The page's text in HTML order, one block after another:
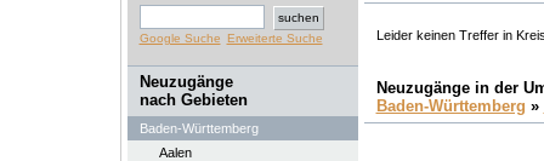
Google Suche Erweiterte Suche
Neuzugänge
nach Gebieten
Baden-Württemberg
Aalen
Leider keinen Treffer in
Neuzugänge in der
Baden-Württemberg »